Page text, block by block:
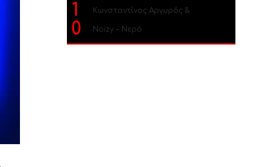
1
0
Κωνσταντίνος Αργυρός &
Noizy – Νερό